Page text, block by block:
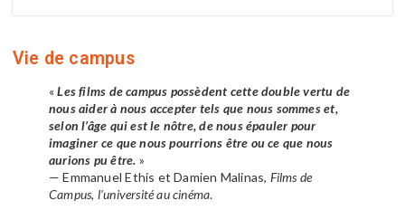
Vie de campus
«Les films de campus possèdent cette double vertu de
nous aider à nous accepter tels que nous sommes et,
selon l’âge qui est le nôtre, de nous épauler pour
imaginer ce que nous pourrions être ou ce que nous
aurions pu être. »
— Emmanuel Ethis et Damien Malinas, Films de
Campus, l’université au cinéma.